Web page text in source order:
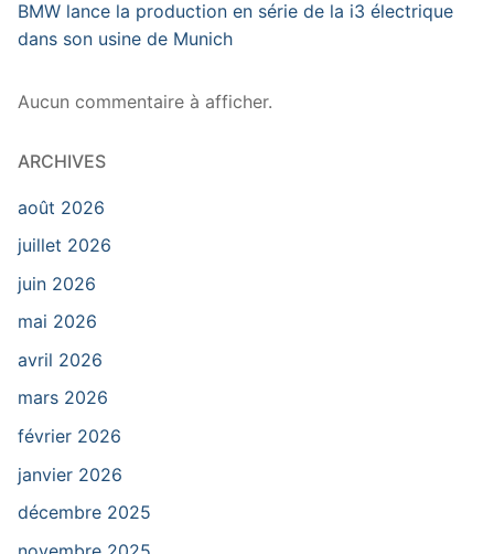
BMW lance la production en série de la i3 électrique
dans son usine de Munich
Aucun commentaire à afficher.
ARCHIVES
août 2026
juillet 2026
juin 2026
mai 2026
avril 2026
mars 2026
février 2026
janvier 2026
décembre 2025